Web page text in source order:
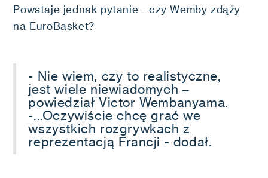
Powstaje jednak pytanie - czy Wemby zdąży
na EuroBasket?
- Nie wiem, czy to realistyczne,
jest wiele niewiadomych –
powiedział Victor Wembanyama.
-...Oczywiście chcę grać we
wszystkich rozgrywkach z
reprezentacją Francji - dodał.